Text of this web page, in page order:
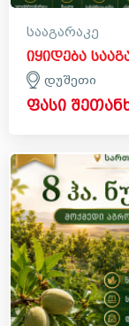
სააგარაკე
იყიდება
დუშეთი
ფასი